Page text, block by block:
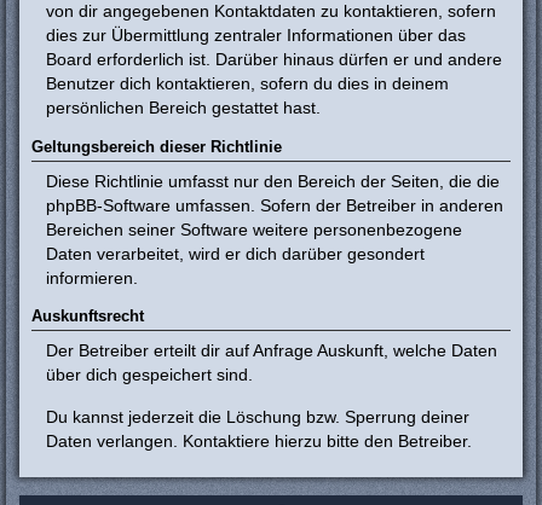
von dir angegebenen Kontaktdaten zu kontaktieren, sofern
dies zur Übermittlung zentraler Informationen über das
Board erforderlich ist. Darüber hinaus dürfen er und andere
Benutzer dich kontaktieren, sofern du dies in deinem
persönlichen Bereich gestattet hast.
Geltungsbereich dieser Richtlinie
Diese Richtlinie umfasst nur den Bereich der Seiten, die die
phpBB-Software umfassen. Sofern der Betreiber in anderen
Bereichen seiner Software weitere personenbezogene
Daten verarbeitet, wird er dich darüber gesondert
informieren.
Auskunftsrecht
Der Betreiber erteilt dir auf Anfrage Auskunft, welche Daten
über dich gespeichert sind.
Du kannst jederzeit die Löschung bzw. Sperrung deiner
Daten verlangen. Kontaktiere hierzu bitte den Betreiber.